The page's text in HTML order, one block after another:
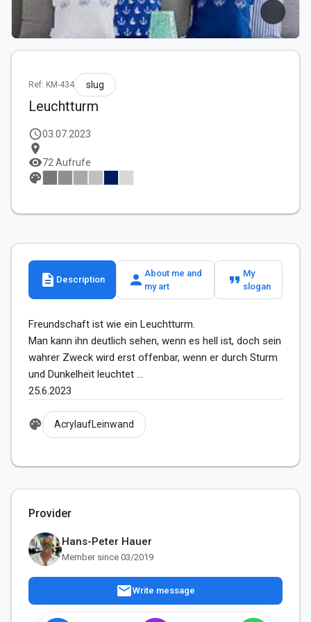
Ref: KM-434 slug
Leuchtturm
schedule03.07.2023
location_on
visibility72 Aufrufe
palette
description Description person About me and
my art
format_quote My
slogan
Freundschaft ist wie ein Leuchtturm.
Man kann ihn deutlich sehen, wenn es hell ist, doch sein
wahrer Zweck wird erst offenbar, wenn er durch Sturm
und Dunkelheit leuchtet …
palette AcrylaufLeinwand
Provider
Hans-Peter Hauer
Member since 03/2019
mailWrite message